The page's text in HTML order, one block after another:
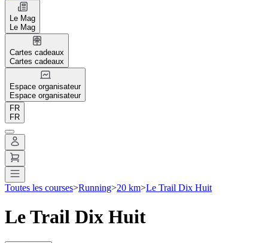
Le Mag
Le Mag
Cartes cadeaux
Cartes cadeaux
Espace organisateur
Espace organisateur
FR
FR
Toutes les courses>Running>20 km>Le Trail Dix Huit
Le Trail Dix Huit